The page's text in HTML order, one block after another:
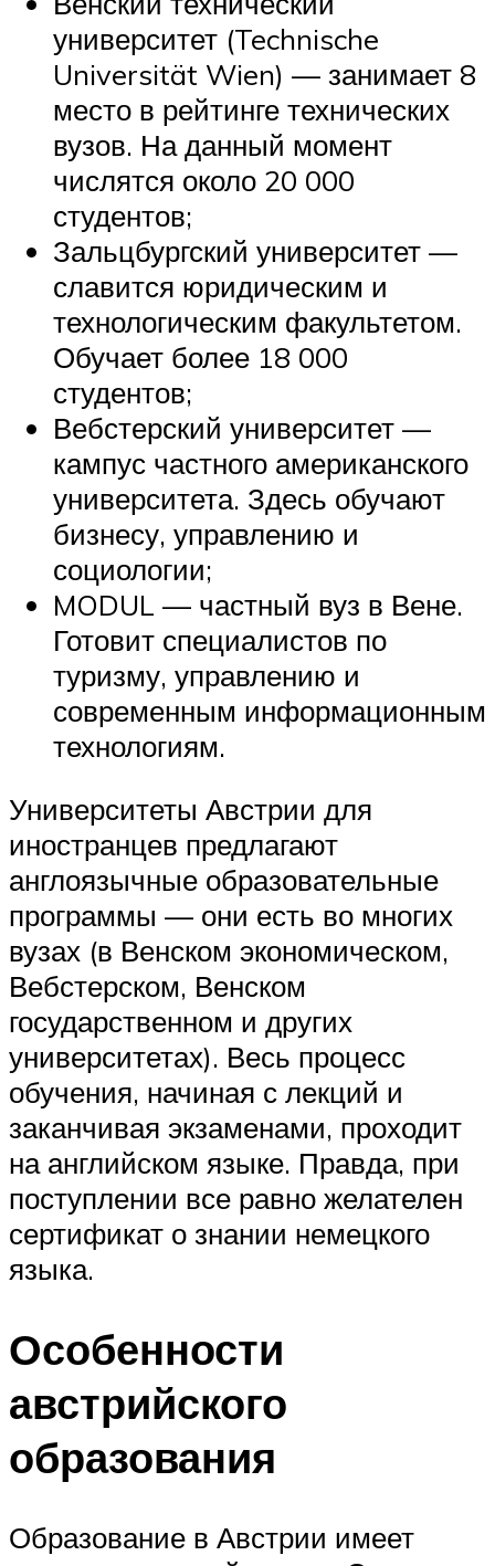
университет (Technische
Universität Wien) — занимает 8
место в рейтинге технических
вузов. На данный момент
числятся около 20 000
студентов;
Зальцбургский университет —
славится юридическим и
технологическим факультетом.
Обучает более 18 000
студентов;
Вебстерский университет —
кампус частного американского
университета. Здесь обучают
бизнесу, управлению и
социологии;
MODUL — частный вуз в Вене.
Готовит специалистов по
туризму, управлению и
современным информационным
технологиям.
Университеты Австрии для
иностранцев предлагают
англоязычные образовательные
программы — они есть во многих
вузах (в Венском экономическом,
Вебстерском, Венском
государственном и других
университетах). Весь процесс
обучения, начиная с лекций и
заканчивая экзаменами, проходит
на английском языке. Правда, при
поступлении все равно желателен
сертификат о знании немецкого
языка.
Особенности
австрийского
образования
Образование в Австрии имеет